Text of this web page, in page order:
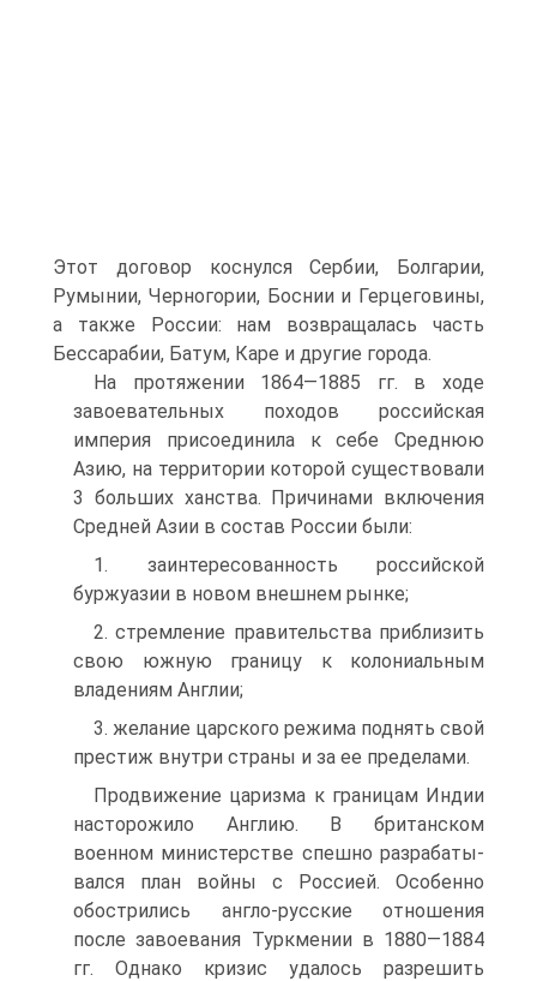
Этот договор коснулся Сербии, Болгарии,
Румынии, Черногории, Боснии и Герцеговины,
а также России: нам возвраща­лась часть
Бессарабии, Батум, Каре и другие города.
На протяжении 1864—1885 гг. в ходе
завоевательных походов российская
империя присоединила к себе Среднюю
Азию, на территории которой существовали
3 больших ханства. Причинами включения
Средней Азии в состав России были:
1. заинтересованность российской
буржуазии в новом внешнем рынке;
2. стремление правительства приблизить
свою южную границу к колониальным
владениям Англии;
3. желание царского режима поднять свой
престиж внутри страны и за ее пределами.
Продвижение царизма к границам Индии
насторожило Ан­глию. В британском
военном министерстве спешно разрабаты­
вался план войны с Россией. Особенно
обострились англо-русские отношения
после завоевания Туркмении в 1880—1884
гг. Однако кризис удалось разрешить